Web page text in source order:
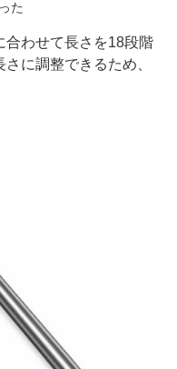
た
合わせて長さを18段階
に調整できるため、